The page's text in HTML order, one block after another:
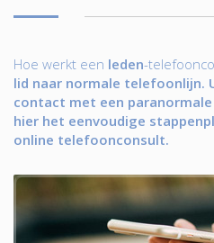
Hoe werkt een leden-
lid naar normale telefoonlijn.
contact met een
hier het eenvoudige
online telefoonconsult.